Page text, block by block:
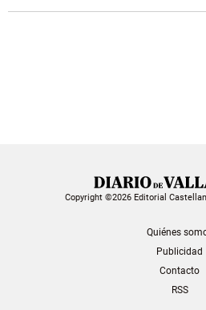
Copyright ©2026 Editorial
Quiénes
Publicidad
Contacto
RSS